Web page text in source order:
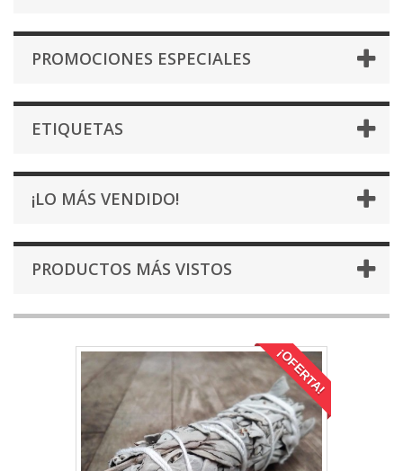
PROMOCIONES ESPECIALES
ETIQUETAS
¡LO MÁS VENDIDO!
PRODUCTOS MÁS VISTOS
¡OFERTA!